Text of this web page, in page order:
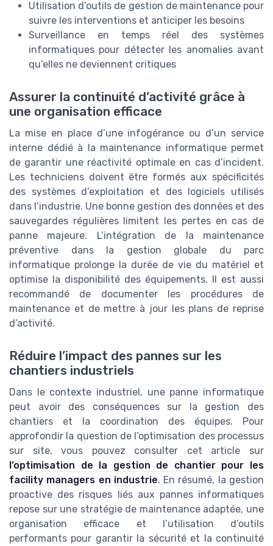
Utilisation d’outils de gestion de maintenance pour
suivre les interventions et anticiper les besoins
Surveillance en temps réel des systèmes
informatiques pour détecter les anomalies avant
qu’elles ne deviennent critiques
Assurer la continuité d’activité grâce à
une organisation efficace
La mise en place d’une infogérance ou d’un service
interne dédié à la maintenance informatique permet
de garantir une réactivité optimale en cas d’incident.
Les techniciens doivent être formés aux spécificités
des systèmes d’exploitation et des logiciels utilisés
dans l’industrie. Une bonne gestion des données et des
sauvegardes régulières limitent les pertes en cas de
panne majeure. L’intégration de la maintenance
préventive dans la gestion globale du parc
informatique prolonge la durée de vie du matériel et
optimise la disponibilité des équipements. Il est aussi
recommandé de documenter les procédures de
maintenance et de mettre à jour les plans de reprise
d’activité.
Réduire l’impact des pannes sur les
chantiers industriels
Dans le contexte industriel, une panne informatique
peut avoir des conséquences sur la gestion des
chantiers et la coordination des équipes. Pour
approfondir la question de l’optimisation des processus
sur site, vous pouvez consulter cet article sur
l’optimisation de la gestion de chantier pour les
facility managers en industrie. En résumé, la gestion
proactive des risques liés aux pannes informatiques
repose sur une stratégie de maintenance adaptée, une
organisation efficace et l’utilisation d’outils
performants pour garantir la sécurité et la continuité